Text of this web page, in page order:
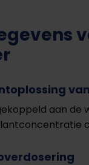
aan